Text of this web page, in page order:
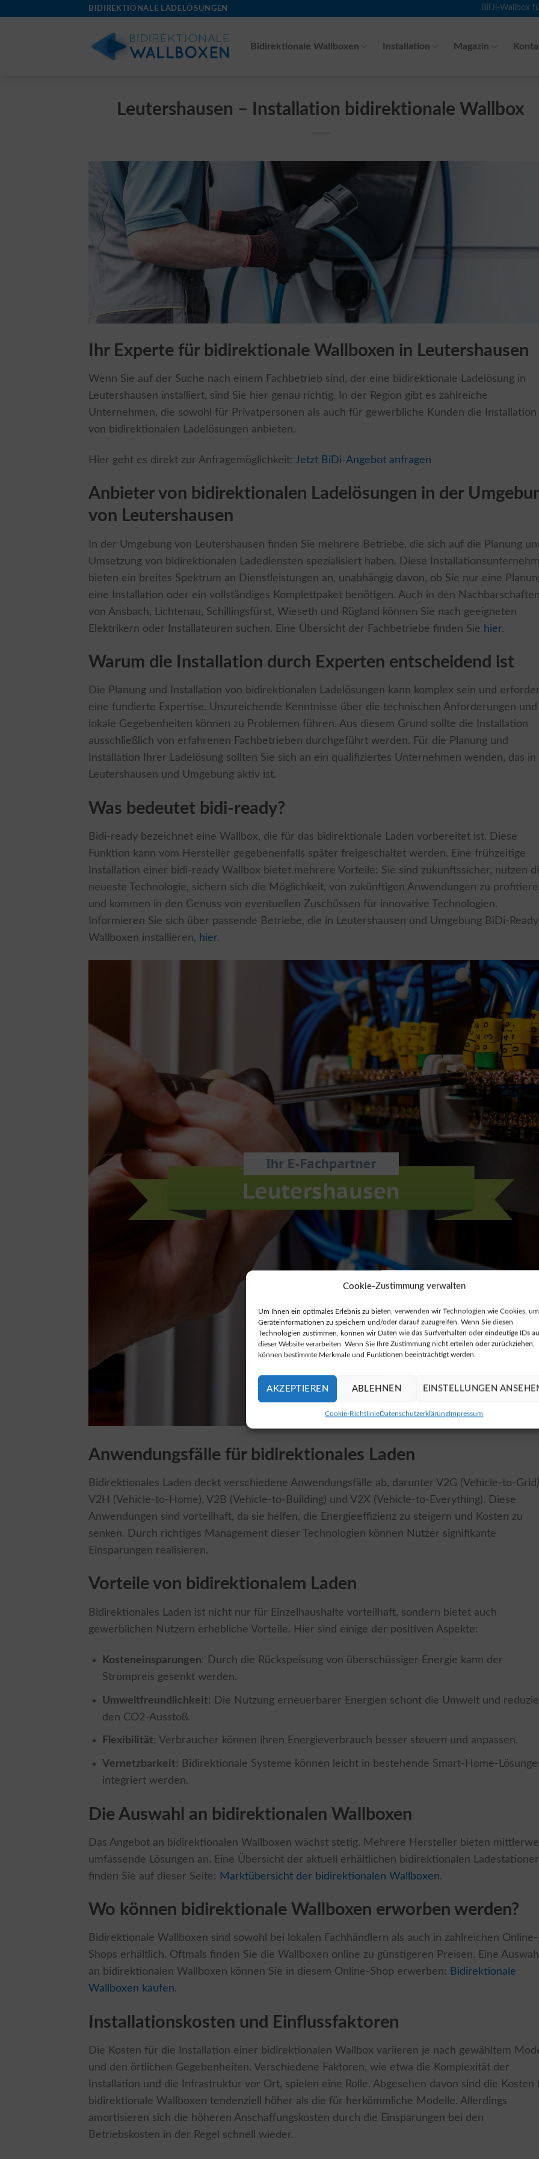
Cookie-Zustimmung verwalten
Um Ihnen ein optimales Erlebnis zu bieten, verwenden wir Technologien wie Cookies, um
Geräteinformationen zu speichern und/oder darauf zuzugreifen. Wenn Sie diesen
Technologien zustimmen, können wir Daten wie das Surfverhalten oder eindeutige IDs
dieser Website verarbeiten. Wenn Sie Ihre Zustimmung nicht erteilen oder zurückziehen,
können bestimmte Merkmale und Funktionen beeinträchtigt werden.
AKZEPTIEREN ABLEHNEN EINSTELLUNGEN
Cookie-RichtlinieDatenschutzerklärungImpressum
BIDIREKTIONALE LADELÖSUNGEN BiDi-Wallbox
Bidirektionale Wallboxen Installation Magazin
Leutershausen – Installation bidirektionale Wallbox
Ihr Experte für bidirektionale Wallboxen in Leutershausen
Wenn Sie auf der Suche nach einem Fachbetrieb sind, der eine bidirektionale Ladelösung in
Leutershausen installiert, sind Sie hier genau richtig. In der Region gibt es zahlreiche
Unternehmen, die sowohl für Privatpersonen als auch für gewerbliche Kunden die Installation
von bidirektionalen Ladelösungen anbieten.
Hier geht es direkt zur Anfragemöglichkeit: Jetzt BiDi-Angebot anfragen
Anbieter von bidirektionalen Ladelösungen in der
von Leutershausen
In der Umgebung von Leutershausen finden Sie mehrere Betriebe, die sich auf die Planung
Umsetzung von bidirektionalen Ladediensten spezialisiert haben. Diese
bieten ein breites Spektrum an Dienstleistungen an, unabhängig davon, ob Sie nur eine
eine Installation oder ein vollständiges Komplettpaket benötigen. Auch in den
von Ansbach, Lichtenau, Schillingsfürst, Wieseth und Rügland können Sie nach geeigneten
Elektrikern oder Installateuren suchen. Eine Übersicht der Fachbetriebe finden Sie hier.
Warum die Installation durch Experten entscheidend ist
Die Planung und Installation von bidirektionalen Ladelösungen kann komplex sein und
eine fundierte Expertise. Unzureichende Kenntnisse über die technischen Anforderungen und
lokale Gegebenheiten können zu Problemen führen. Aus diesem Grund sollte die Installation
ausschließlich von erfahrenen Fachbetrieben durchgeführt werden. Für die Planung und
Installation Ihrer Ladelösung sollten Sie sich an ein qualifiziertes Unternehmen wenden, das in
Leutershausen und Umgebung aktiv ist.
Was bedeutet bidi-ready?
Bidi-ready bezeichnet eine Wallbox, die für das bidirektionale Laden vorbereitet ist. Diese
Funktion kann vom Hersteller gegebenenfalls später freigeschaltet werden. Eine frühzeitige
Installation einer bidi-ready Wallbox bietet mehrere Vorteile: Sie sind zukunftssicher, nutzen
neueste Technologie, sichern sich die Möglichkeit, von zukünftigen Anwendungen zu
und kommen in den Genuss von eventuellen Zuschüssen für innovative Technologien.
Informieren Sie sich über passende Betriebe, die in Leutershausen und Umgebung BiDi-
Wallboxen installieren, hier.
Anwendungsfälle für bidirektionales Laden
Bidirektionales Laden deckt verschiedene Anwendungsfälle ab, darunter V2G (Vehicle-to-
V2H (Vehicle-to-Home), V2B (Vehicle-to-Building) und V2X (Vehicle-to-Everything). Diese
Anwendungen sind vorteilhaft, da sie helfen, die Energieeffizienz zu steigern und Kosten zu
senken. Durch richtiges Management dieser Technologien können Nutzer signifikante
Einsparungen realisieren.
Vorteile von bidirektionalem Laden
Bidirektionales Laden ist nicht nur für Einzelhaushalte vorteilhaft, sondern bietet auch
gewerblichen Nutzern erhebliche Vorteile. Hier sind einige der positiven Aspekte:
Kosteneinsparungen: Durch die Rückspeisung von überschüssiger Energie kann der
Strompreis gesenkt werden.
Umweltfreundlichkeit: Die Nutzung erneuerbarer Energien schont die Umwelt und
den CO2-Ausstoß.
Flexibilität: Verbraucher können ihren Energieverbrauch besser steuern und anpassen.
Vernetzbarkeit: Bidirektionale Systeme können leicht in bestehende Smart-Home-
integriert werden.
Die Auswahl an bidirektionalen Wallboxen
Das Angebot an bidirektionalen Wallboxen wächst stetig. Mehrere Hersteller bieten
umfassende Lösungen an. Eine Übersicht der aktuell erhältlichen bidirektionalen
finden Sie auf dieser Seite: Marktübersicht der bidirektionalen Wallboxen.
Wo können bidirektionale Wallboxen erworben werden?
Bidirektionale Wallboxen sind sowohl bei lokalen Fachhändlern als auch in zahlreichen Online-
Shops erhältlich. Oftmals finden Sie die Wallboxen online zu günstigeren Preisen. Eine
an bidirektionalen Wallboxen können Sie in diesem Online-Shop erwerben: Bidirektionale
Wallboxen kaufen.
Installationskosten und Einflussfaktoren
Die Kosten für die Installation einer bidirektionalen Wallbox variieren je nach gewähltem
und den örtlichen Gegebenheiten. Verschiedene Faktoren, wie etwa die Komplexität der
Installation und die Infrastruktur vor Ort, spielen eine Rolle. Abgesehen davon sind die Kosten
bidirektionale Wallboxen tendenziell höher als die für herkömmliche Modelle. Allerdings
amortisieren sich die höheren Anschaffungskosten durch die Einsparungen bei den
Betriebskosten in der Regel schnell wieder.